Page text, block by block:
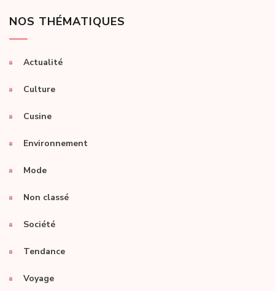
NOS THÉMATIQUES
Actualité
Culture
Cusine
Environnement
Mode
Non classé
Société
Tendance
Voyage